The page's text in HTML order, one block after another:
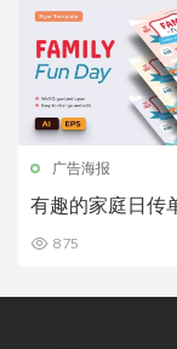
广告海报
有趣的家庭日传
875